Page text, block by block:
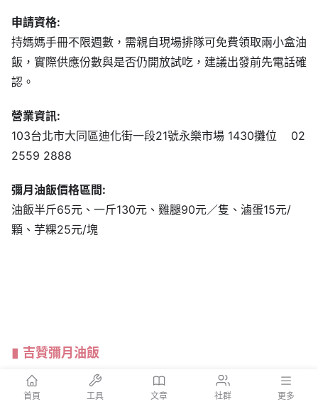
申請資格:
持媽媽手冊不限週數，需親自現場排隊可免費領取兩小盒油
飯，實際供應份數與是否仍開放試吃，建議出發前先電話確
認。
營業資訊:
103台北市大同區迪化街一段21號永樂市場 1430攤位 02
2559 2888
彌月油飯價格區間:
油飯半斤65元、一斤130元、雞腿90元／隻、滷蛋15元/
顆、芋粿25元/塊
吉贊彌月油飯
申請資格:
32週以上(含32週)或產後一個月內享試吃優惠價，每胎限
首頁 工具 文章 社群 更多